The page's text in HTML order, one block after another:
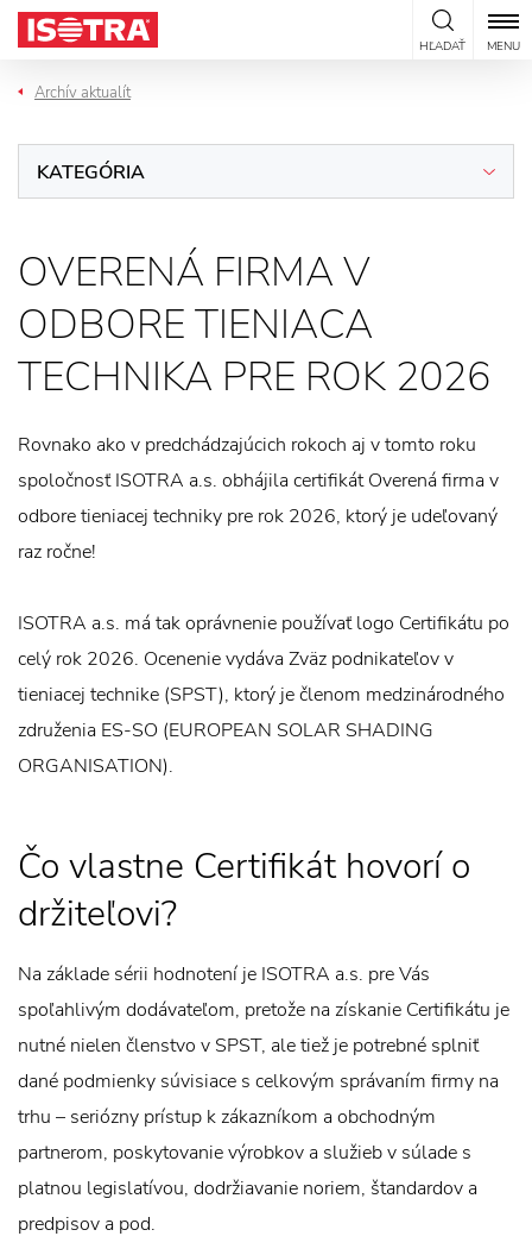
Preskočiť na obsah
HĽADAŤ MENU
Archív aktualít
KATEGÓRIA
OVERENÁ FIRMA V
ODBORE TIENIACA
TECHNIKA PRE ROK 2026
Rovnako ako v predchádzajúcich rokoch aj v tomto roku
spoločnosť ISOTRA a.s. obhájila certifikát Overená firma v
odbore tieniacej techniky pre rok 2026, ktorý je udeľovaný
raz ročne!
ISOTRA a.s. má tak oprávnenie používať logo Certifikátu po
celý rok 2026. Ocenenie vydáva Zväz podnikateľov v
tieniacej technike (SPST), ktorý je členom medzinárodného
združenia ES-SO (EUROPEAN SOLAR SHADING
ORGANISATION).
Čo vlastne Certifikát hovorí o
držiteľovi?
Na základe sérii hodnotení je ISOTRA a.s. pre Vás
spoľahlivým dodávateľom, pretože na získanie Certifikátu je
nutné nielen členstvo v SPST, ale tiež je potrebné splniť
dané podmienky súvisiace s celkovým správaním firmy na
trhu – seriózny prístup k zákazníkom a obchodným
partnerom, poskytovanie výrobkov a služieb v súlade s
platnou legislatívou, dodržiavanie noriem, štandardov a
predpisov a pod.